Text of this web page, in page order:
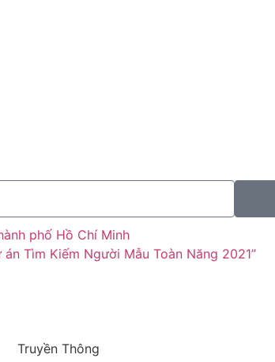
phố Hồ Chí Minh
Tìm Kiếm Người Mẫu Toàn Năng 2021”
Truyền Thông